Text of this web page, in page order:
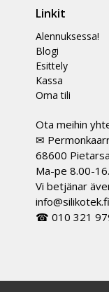
Linkit
Alennuksessa!
Blogi
Esittely
Kassa
Oma tili
Ota meihin
✉
68600
Ma-pe 8.00-
Vi betjänar
info@silikotek.fi
☎ 010 321